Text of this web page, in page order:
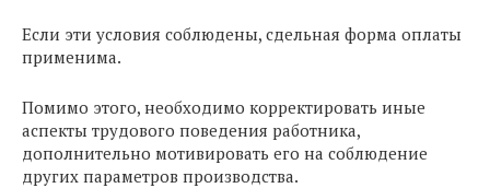
Если эти условия соблюдены, сдельная форма оплаты
применима.
Помимо этого, необходимо корректировать иные
аспекты трудового поведения работника,
дополнительно мотивировать его на соблюдение
других параметров производства.